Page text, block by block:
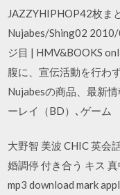
JAZZYHIPHOP42枚ま
Nujabes/Shing02
ジ目 | HMV&BOOKS
腹に、宣伝活動を行わ
Nujabesの商品、最新
ーレイ（BD）､ゲーム
大野智 美波 CHIC 英会
婚調停 付き合う キス
mp3 download mark